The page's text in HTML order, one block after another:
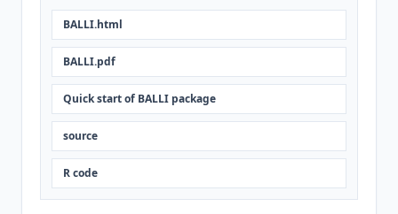
BALLI.html
BALLI.pdf
Quick start of BALLI package
source
R code